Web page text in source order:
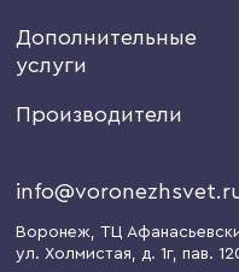
Дополнительные
услуги
Производители
Воронеж, ТЦ
ул. Холмистая, д. 1г, пав.